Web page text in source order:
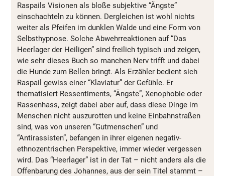
Raspails Visionen als bloße subjektive “Ängste”
einschachteln zu können. Dergleichen ist wohl nichts
weiter als Pfeifen im dunklen Walde und eine Form von
Selbsthypnose. Solche Abwehrreaktionen auf “Das
Heerlager der Heiligen” sind freilich typisch und zeigen,
wie sehr dieses Buch so manchen Nerv trifft und dabei
die Hunde zum Bellen bringt. Als Erzähler bedient sich
Raspail gewiss einer “Klaviatur” der Gefühle. Er
thematisiert Ressentiments, “Ängste”, Xenophobie oder
Rassenhass, zeigt dabei aber auf, dass diese Dinge im
Menschen nicht auszurotten und keine Einbahnstraßen
sind, was von unseren “Gutmenschen” und
“Antirassisten”, befangen in ihrer eigenen negativ-
ethnozentrischen Perspektive, immer wieder vergessen
wird. Das “Heerlager” ist in der Tat – nicht anders als die
Offenbarung des Johannes, aus der sein Titel stammt –